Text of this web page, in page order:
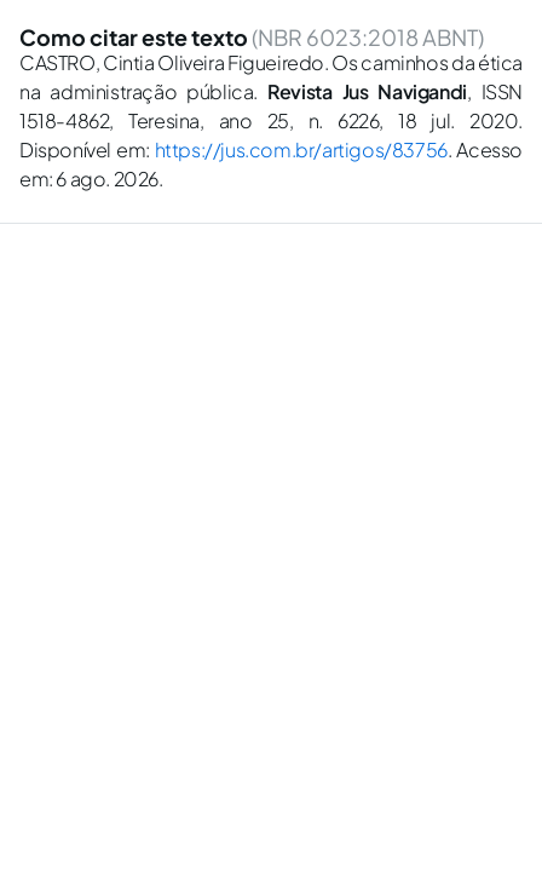
Como citar este texto (NBR 6023:2018 ABNT)
CASTRO, Cintia Oliveira Figueiredo. Os caminhos da ética
na administração pública. Revista Jus Navigandi, ISSN
1518-4862, Teresina, ano 25, n. 6226, 18 jul. 2020.
Disponível em: https://jus.com.br/artigos/83756. Acesso
em: 6 ago. 2026.